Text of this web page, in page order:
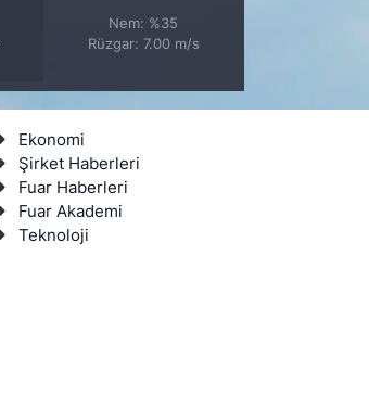
Nem: %35
Rüzgar: 7.00 m/s
Ekonomi
Şirket Haberleri
Fuar Haberleri
Fuar Akademi
Teknoloji